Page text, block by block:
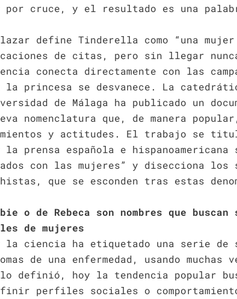
por cruce, y el resultado es una
define Tinderella como “una
de citas, pero sin llegar
conecta directamente con las
la princesa se desvanece. La
de Málaga ha publicado un
nomenclatura que, de manera
y actitudes. El trabajo se
prensa española e hispanoamericana
con las mujeres” y disecciona los
que se esconden tras estas
o de Rebeca son nombres que
de mujeres
la ciencia ha etiquetado una serie de
de una enfermedad, usando muchas
definió, hoy la tendencia popular
perfiles sociales o